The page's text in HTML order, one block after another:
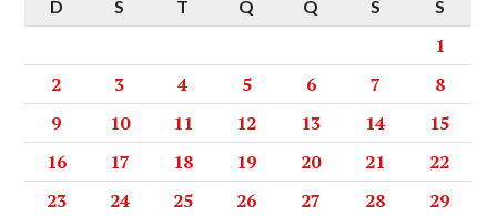
D
S T Q Q S S
1
2
3 4 5 6 7
8
9
10 11 12 13 14
15
16
17 18 19 20 21
22
23
24 25 26 27 28 29